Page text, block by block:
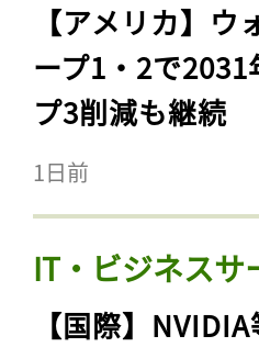
【アメリカ】
ープ1・2で
プ3削減も継続
1日前
IT・ビジネスサ
【国際】